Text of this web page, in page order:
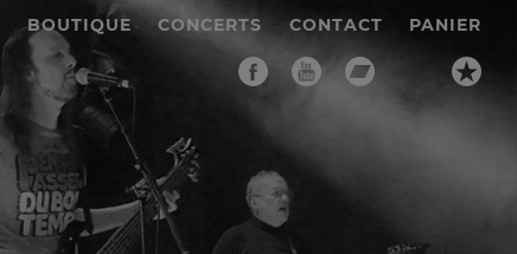
BOUTIQUE CONCERTS CONTACT PANIER